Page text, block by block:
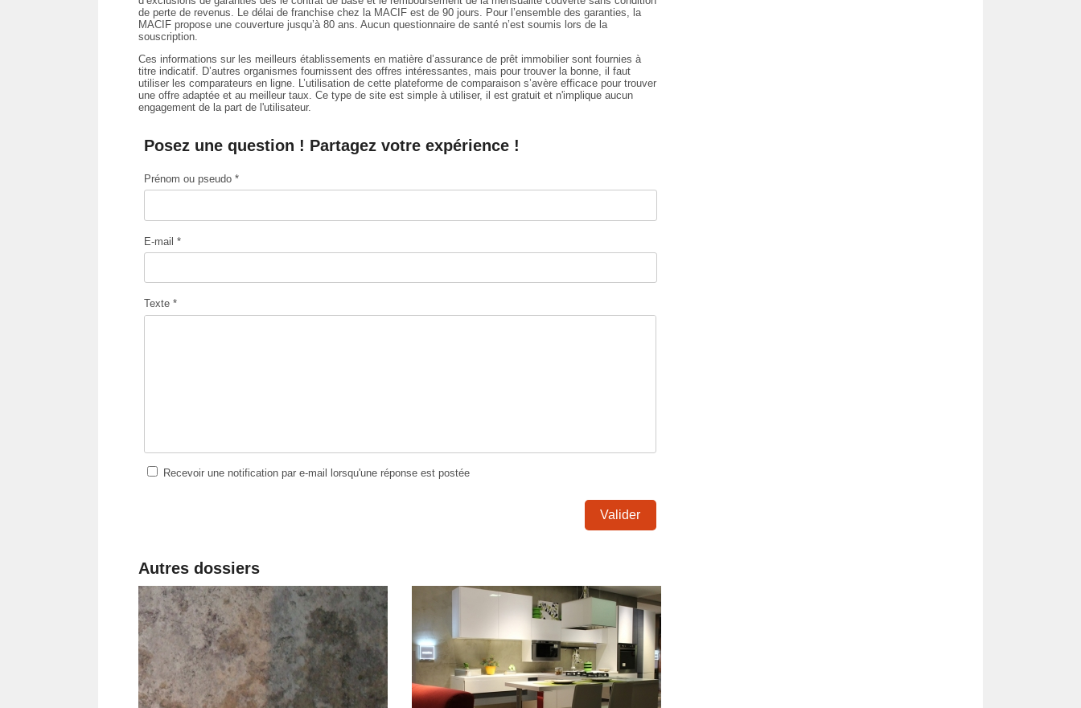
de perte de revenus. Le délai de franchise chez la MACIF est de 90 jours. Pour l’ensemble des garanties, la
MACIF propose une couverture jusqu’à 80 ans. Aucun questionnaire de santé n’est soumis lors de la
souscription.
Ces informations sur les meilleurs établissements en matière d’assurance de prêt immobilier sont fournies à
titre indicatif. D’autres organismes fournissent des offres intéressantes, mais pour trouver la bonne, il faut
utiliser les comparateurs en ligne. L’utilisation de cette plateforme de comparaison s’avère efficace pour trouver
une offre adaptée et au meilleur taux. Ce type de site est simple à utiliser, il est gratuit et n'implique aucun
engagement de la part de l'utilisateur.
Posez une question ! Partagez votre expérience !
Prénom ou pseudo *
E-mail *
Texte *
Recevoir une notification par e-mail lorsqu'une réponse est postée
Valider
Autres dossiers